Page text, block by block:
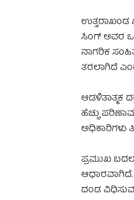
ಉತ್ತರಾಖಂಡ
ಸಿಂಗ್ ಅವರ
ನಾಗರಿಕ
ತರಲಾಗಿದೆ
ಆಡಳಿತಾತ್ಮಕ
ಹೆಚ್ಚು
ಅಧಿಕಾರಿಗಳು
ಪ್ರಮುಖ
ಆಧಾರವಾಗಿದೆ.
ದಂಡ